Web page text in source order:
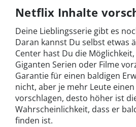
Netflix Inhalte
Deine Lieblingsserie gibt es
Daran kannst Du selbst etwas
Center hast Du die
Giganten Serien oder Filme
Garantie für einen baldigen
nicht, aber je mehr Leute
vorschlagen, desto höher ist
Wahrscheinlichkeit, dass er
finden ist.